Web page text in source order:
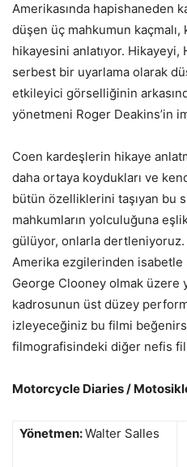
Amerikasında hapishaneden
düşen üç mahkumun kaçmalı,
hikayesini anlatıyor. Hikayeyi,
serbest bir uyarlama olarak
etkileyici görselliğinin
yönetmeni Roger Deakins’in
Coen kardeşlerin hikaye
daha ortaya koydukları ve
bütün özelliklerini taşıyan bu
mahkumların yolculuğuna
gülüyor, onlarla dertleniyoruz.
Amerika ezgilerinden
George Clooney olmak üzere
kadrosunun üst düzey
izleyeceğiniz bu filmi
filmografisindeki diğer nefis
Motorcycle Diaries /
Yönetmen:Walter Salles